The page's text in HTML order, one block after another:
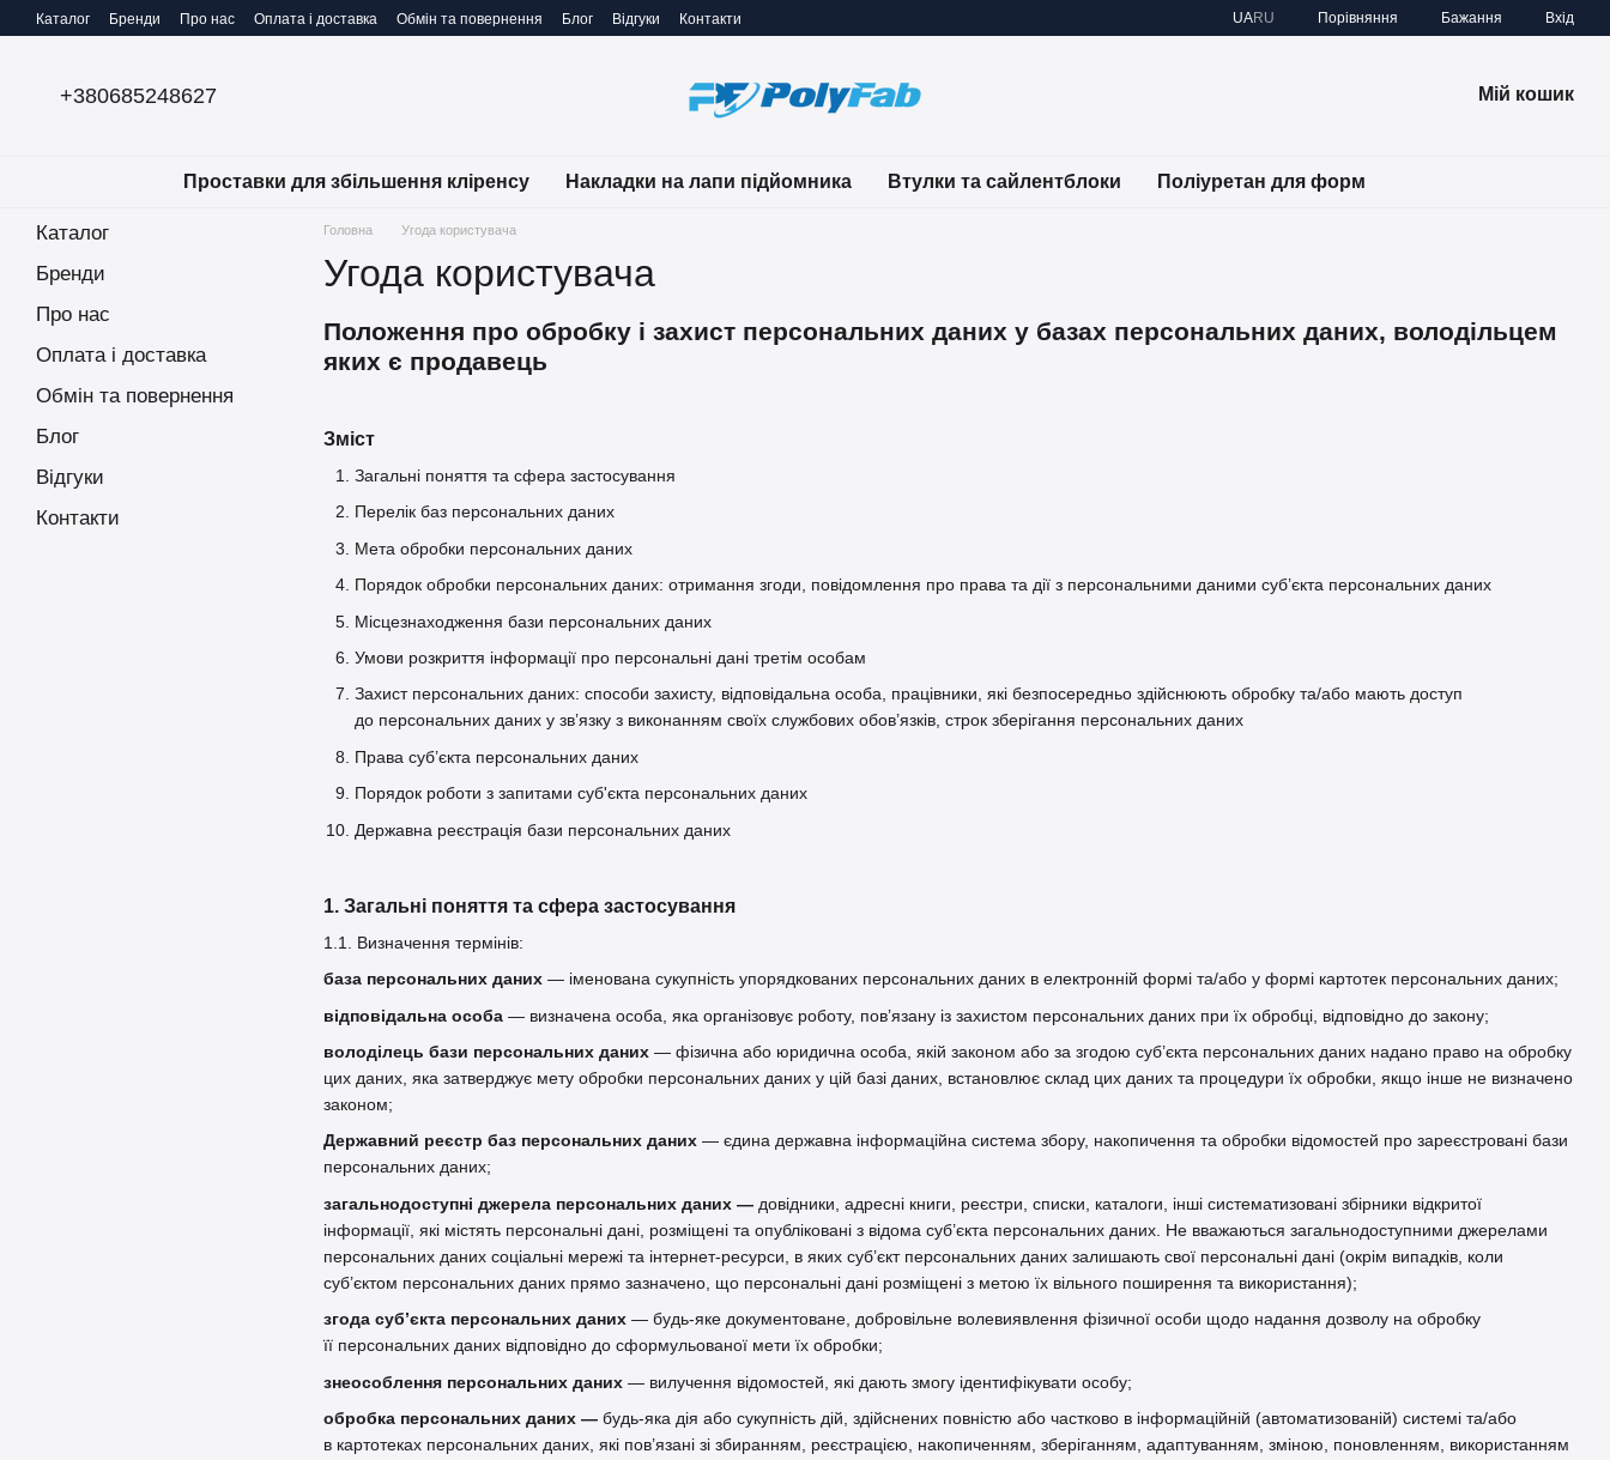
Перейти до основного контенту
Каталог Бренди Про нас Оплата і доставка Обмін та повернення Блог Відгуки Контакти UARU Порівняння Бажання Вхід
+380685248627 Мій кошик
Проставки для збільшення кліренсу Накладки на лапи підйомника Втулки та сайлентблоки Поліуретан для форм
Головна Угода користувача
Угода користувача
Положення про обробку і захист персональних даних у базах персональних даних, володільцем
яких є продавець
Зміст
Загальні поняття та сфера застосування
Перелік баз персональних даних
Мета обробки персональних даних
Порядок обробки персональних даних: отримання згоди, повідомлення про права та дії з персональними даними суб’єкта персональних даних
Місцезнаходження бази персональних даних
Умови розкриття інформації про персональні дані третім особам
Захист персональних даних: способи захисту, відповідальна особа, працівники, які безпосередньо здійснюють обробку та/або мають доступ
до персональних даних у зв’язку з виконанням своїх службових обов’язків, строк зберігання персональних даних
Права суб’єкта персональних даних
Порядок роботи з запитами суб'єкта персональних даних
Державна реєстрація бази персональних даних
1. Загальні поняття та сфера застосування
1.1. Визначення термінів:
база персональних даних — іменована сукупність упорядкованих персональних даних в електронній формі та/або у формі картотек персональних даних;
відповідальна особа — визначена особа, яка організовує роботу, пов’язану із захистом персональних даних при їх обробці, відповідно до закону;
володілець бази персональних даних — фізична або юридична особа, якій законом або за згодою суб’єкта персональних даних надано право на обробку
цих даних, яка затверджує мету обробки персональних даних у цій базі даних, встановлює склад цих даних та процедури їх обробки, якщо інше не визначено
законом;
Державний реєстр баз персональних даних — єдина державна інформаційна система збору, накопичення та обробки відомостей про зареєстровані бази
персональних даних;
загальнодоступні джерела персональних даних — довідники, адресні книги, реєстри, списки, каталоги, інші систематизовані збірники відкритої
інформації, які містять персональні дані, розміщені та опубліковані з відома суб’єкта персональних даних. Не вважаються загальнодоступними джерелами
персональних даних соціальні мережі та інтернет-ресурси, в яких суб’єкт персональних даних залишають свої персональні дані (окрім випадків, коли
суб’єктом персональних даних прямо зазначено, що персональні дані розміщені з метою їх вільного поширення та використання);
згода суб’єкта персональних даних — будь-яке документоване, добровільне волевиявлення фізичної особи щодо надання дозволу на обробку
її персональних даних відповідно до сформульованої мети їх обробки;
знеособлення персональних даних — вилучення відомостей, які дають змогу ідентифікувати особу;
обробка персональних даних — будь-яка дія або сукупність дій, здійснених повністю або частково в інформаційній (автоматизованій) системі та/або
в картотеках персональних даних, які пов’язані зі збиранням, реєстрацією, накопиченням, зберіганням, адаптуванням, зміною, поновленням, використанням
Каталог
Бренди
Про нас
Оплата і доставка
Обмін та повернення
Блог
Відгуки
Контакти